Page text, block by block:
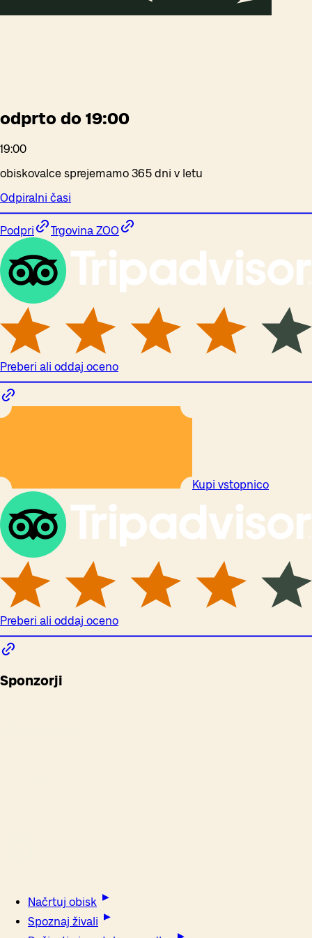
odprto do 19:00
19:00
obiskovalce sprejemamo 365 dni v letu
Odpiralni časi
Podpri Trgovina ZOO
Preberi ali oddaj oceno
Kupi vstopnico
Preberi ali oddaj oceno
Sponzorji
Načrtuj obisk
Spoznaj živali